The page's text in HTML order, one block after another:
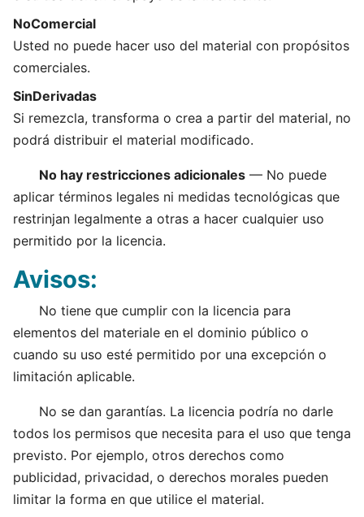
NoComercial
Usted no puede hacer uso del material con propósitos
comerciales.
SinDerivadas
Si remezcla, transforma o crea a partir del material, no
podrá distribuir el material modificado.
No hay restricciones adicionales — No puede
aplicar términos legales ni medidas tecnológicas que
restrinjan legalmente a otras a hacer cualquier uso
permitido por la licencia.
Avisos:
No tiene que cumplir con la licencia para
elementos del materiale en el dominio público o
cuando su uso esté permitido por una excepción o
limitación aplicable.
No se dan garantías. La licencia podría no darle
todos los permisos que necesita para el uso que tenga
previsto. Por ejemplo, otros derechos como
publicidad, privacidad, o derechos morales pueden
limitar la forma en que utilice el material.